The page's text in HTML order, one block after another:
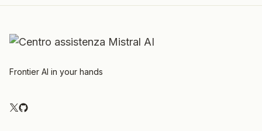
Frontier AI in your hands